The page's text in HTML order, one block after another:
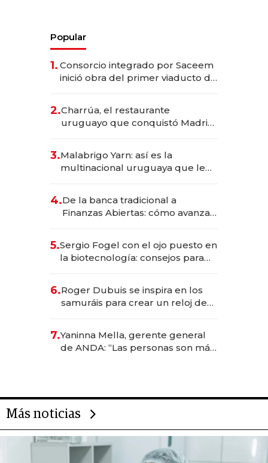
Popular
1. Consorcio integrado por Saceem
inició obra del primer viaducto de
millones
2.Charrúa, el restaurante
uruguayo que conquistó Madrid:
anticipación y prepara apertura
3.Malabrigo Yarn: así es la
multinacional uruguaya que le
4.De la banca tradicional a
Finanzas Abiertas: cómo avanza
5.Sergio Fogel con el ojo puesto en
la biotecnología: consejos para
6.Roger Dubuis se inspira en los
samuráis para crear un reloj de
7.Yaninna Mella, gerente general
de ANDA: “Las personas son más
Más noticias